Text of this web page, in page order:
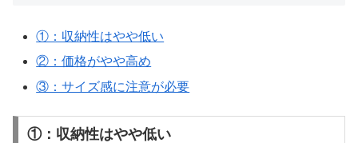
①：収納性はやや低い
②：価格がやや高め
③：サイズ感に注意が必要
①：収納性はやや低い